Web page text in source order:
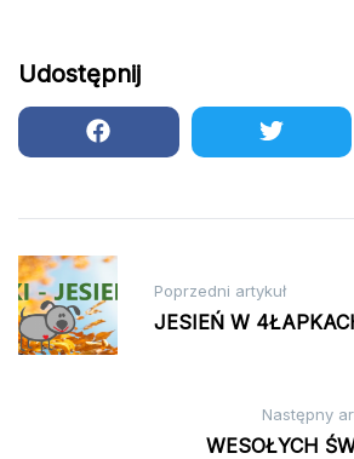
Udostępnij
Nawigacja
wpisu
Poprzedni artykuł
JESIEŃ W
Następny
WESOŁYCH